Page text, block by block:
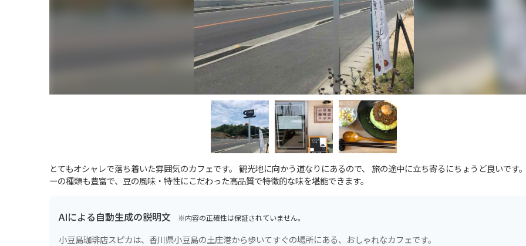
とてもオシャレで落ち着いた雰囲気のカフェです。 観光地に向かう道なりにあるので、 旅の途中に立ち寄るにちょうど良いです
ーの種類も豊富で、豆の風味・特性にこだわった高品質で特徴的な味を堪能できます。
AIによる自動生成の説明文 ※内容の正確性は保証されていません。
小豆島珈琲店スピカは、香川県小豆島の土庄港から歩いてすぐの場所にある、おしゃれなカフェです。